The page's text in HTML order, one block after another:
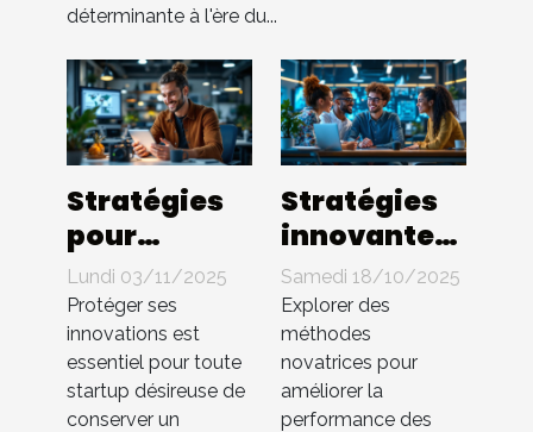
déterminante à l'ère du...
Stratégies
pour
protéger les
innovations
en startup
sans brevet
Lundi 03/11/2025
Protéger ses
innovations est
essentiel pour toute
startup désireuse de
conserver un
Stratégies
innovantes
pour
booster
l'efficacité
des équipes
à distance
Samedi 18/10/2025
Explorer des
méthodes
novatrices pour
améliorer la
performance des